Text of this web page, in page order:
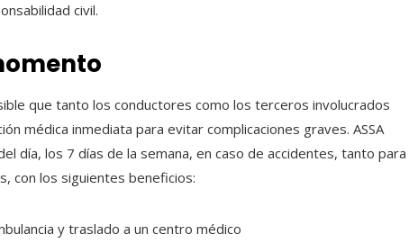
civil.
que tanto los conductores como los terceros involucrados
médica inmediata para evitar complicaciones graves. ASSA
día, los 7 días de la semana, en caso de accidentes, tanto para
con los siguientes beneficios:
y traslado a un centro médico